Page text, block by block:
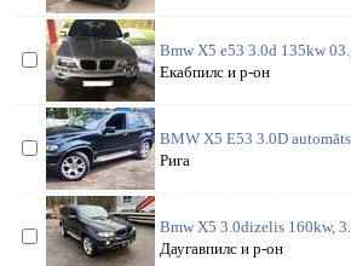
Bmw X5 e53 3.0d 135kw
Екабпилс и р-он
BMW X5 E53 3.0D
Рига
Bmw X5 3.0dizelis 160kw,
Даугавпилс и р-он